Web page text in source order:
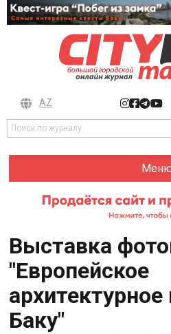
AZ
Выставка
"Европейское
Баку"